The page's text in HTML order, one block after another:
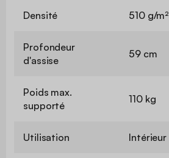
Densité 510 g/m²
Profondeur
d'assise
59 cm
Poids max.
supporté
110 kg
Utilisation Intérieur